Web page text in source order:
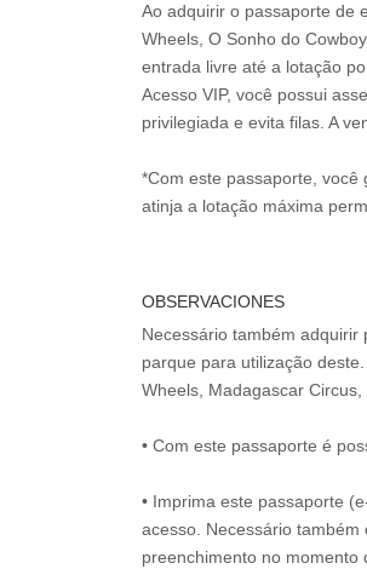
Ao adquirir o passaporte de
Wheels, O Sonho do
entrada livre até a lotação
Acesso VIP, você possui
privilegiada e evita filas. A
*Com este passaporte,
atinja a lotação máxima
OBSERVACIONES
Necessário também adquirir
parque para utilização
Wheels, Madagascar Circus,
• Com este passaporte é
• Imprima este passaporte
acesso. Necessário
preenchimento no momento